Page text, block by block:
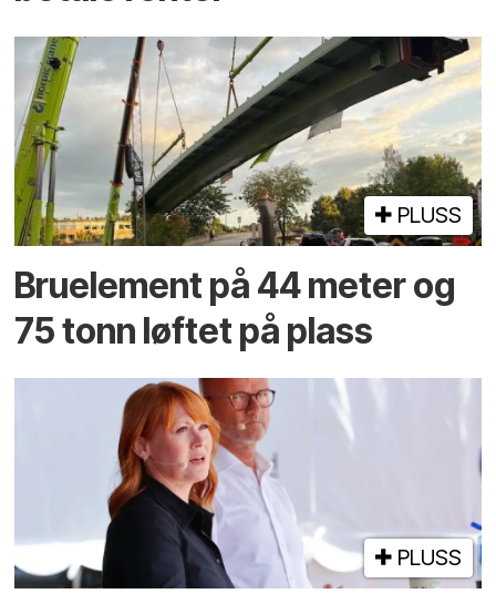
PLUSS
Bruelement på 44 meter og
75 tonn løftet på plass
PLUSS